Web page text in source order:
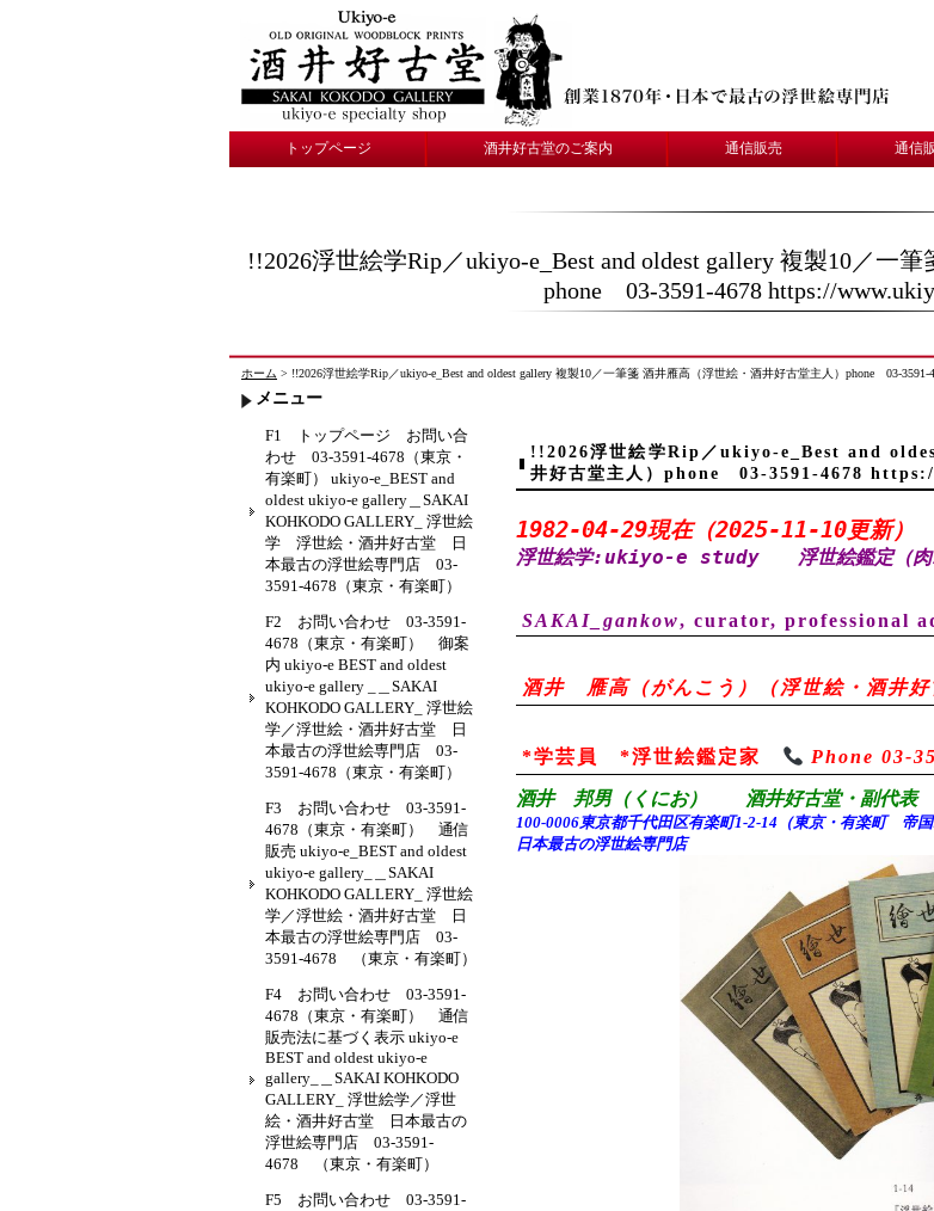
トップページ 酒井好古堂のご案内 通信販売 通信
!!2026浮世絵学Rip／ukiyo-e_Best and oldest gallery 複製10／一
phone 03-3591-4678 https://
ホーム > !!2026浮世絵学Rip／ukiyo-e_Best and oldest gallery 複製10／一筆箋 酒井雁高（浮世絵・酒井好古堂主人）phone 03-3591-
!!2026浮世絵学Rip／ukiyo-e_Best and
井好古堂主人）phone 03-3591-4678
1982-04-29現在（2025-11-10更新）
浮世絵学:ukiyo-e study 浮世絵鑑定（
SAKAI_gankow, curator, professional
酒井 雁高（がんこう）（浮世絵・酒井好
*学芸員 *浮世絵鑑定家 Phone 03-
酒井 邦男（くにお） 酒井好古堂・副
100-0006東京都千代田区有楽町1-2-14（東京・有楽町 帝
日本最古の浮世絵専門店
メニュー
F1 トップページ お問い合
わせ 03-3591-4678（東京・
有楽町） ukiyo-e_BEST and
oldest ukiyo-e gallery＿SAKAI
KOHKODO GALLERY_ 浮世絵
学 浮世絵・酒井好古堂 日
本最古の浮世絵専門店 03-
3591-4678（東京・有楽町）
F2 お問い合わせ 03-3591-
4678（東京・有楽町） 御案
内 ukiyo-e BEST and oldest
ukiyo-e gallery _＿SAKAI
KOHKODO GALLERY_ 浮世絵
学／浮世絵・酒井好古堂 日
本最古の浮世絵専門店 03-
3591-4678（東京・有楽町）
F3 お問い合わせ 03-3591-
4678（東京・有楽町） 通信
販売 ukiyo-e_BEST and oldest
ukiyo-e gallery_＿SAKAI
KOHKODO GALLERY_ 浮世絵
学／浮世絵・酒井好古堂 日
本最古の浮世絵専門店 03-
3591-4678 （東京・有楽町）
F4 お問い合わせ 03-3591-
4678（東京・有楽町） 通信
販売法に基づく表示 ukiyo-e
BEST and oldest ukiyo-e
gallery_＿SAKAI KOHKODO
GALLERY_ 浮世絵学／浮世
絵・酒井好古堂 日本最古の
浮世絵専門店 03-3591-
4678 （東京・有楽町）
F5 お問い合わせ 03-3591-